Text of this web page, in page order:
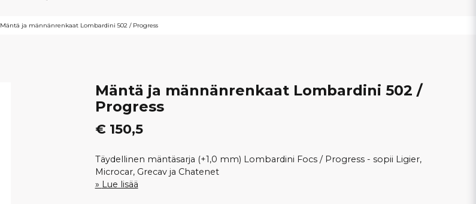
Mäntä ja männänrenkaat Lombardini 502 / Progress
Mäntä ja männänrenkaat Lombardini 502 /
Progress
€ 150,5
Täydellinen mäntäsarja (+1,0 mm) Lombardini Focs / Progress - sopii Ligier,
Microcar, Grecav ja Chatenet
Lue lisää